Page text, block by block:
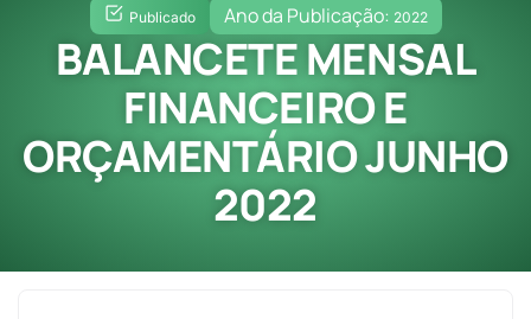
Publicado Ano da Publicação: 2022
BALANCETE MENSAL
FINANCEIRO E
ORÇAMENTÁRIO JUNHO
2022